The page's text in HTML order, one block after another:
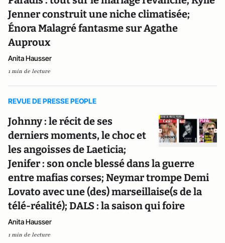
Jenner construit une niche climatisée;
Énora Malagré fantasme sur Agathe
Auproux
Anita Hausser
1 min de lecture
REVUE DE PRESSE PEOPLE
Johnny : le récit de ses
derniers moments, le choc et
les angoisses de Laeticia;
Jenifer : son oncle blessé dans la guerre
entre mafias corses; Neymar trompe Demi
Lovato avec une (des) marseillaise(s de la
télé-réalité); DALS : la saison qui foire
Anita Hausser
1 min de lecture